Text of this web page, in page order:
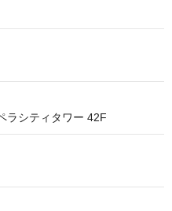
ラシティタワー 42F